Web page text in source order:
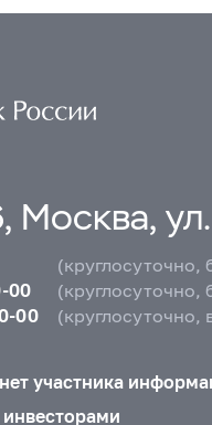
Москва,
(круглосуточно,
00
(круглосуточно,
00
(круглосуточно,
участника